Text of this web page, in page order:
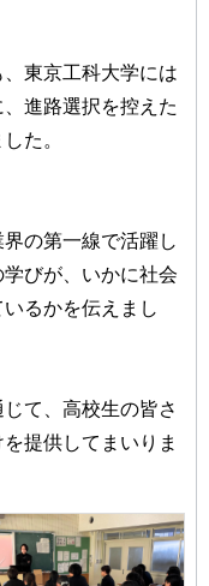
東京工科大学には
進路選択を控えた
た。
の第一線で活躍し
びが、いかに社会
るかを伝えまし
て、高校生の皆さ
提供してまいりま